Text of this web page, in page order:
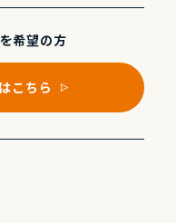
希望の⽅
こちら